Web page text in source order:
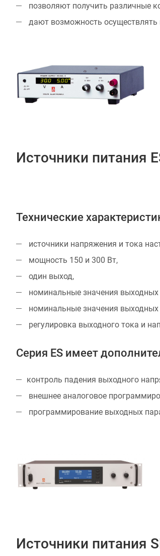
позволяют получить различные
дают возможность
Источники питания
Технические
источники напряжения и тока
мощность 150 и 300 Вт,
один выход,
номинальные значения
номинальные значения
регулировка выходного тока и
Серия ES имеет
контроль падения выходного
внешнее аналоговое
программирование выходных
Источники питания